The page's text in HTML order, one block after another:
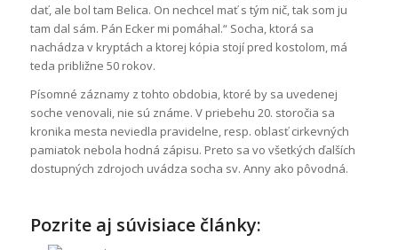
dať, ale bol tam Belica. On nechcel mať s tým nič, tak som ju
tam dal sám. Pán Ecker mi pomáhal.“ Socha, ktorá sa
nachádza v kryptách a ktorej kópia stojí pred kostolom, má
teda približne 50 rokov.
Písomné záznamy z tohto obdobia, ktoré by sa uvedenej
soche venovali, nie sú známe. V priebehu 20. storočia sa
kronika mesta neviedla pravidelne, resp. oblasť cirkevných
pamiatok nebola hodná zápisu. Preto sa vo všetkých ďalších
dostupných zdrojoch uvádza socha sv. Anny ako pôvodná.
Pozrite aj súvisiace články: